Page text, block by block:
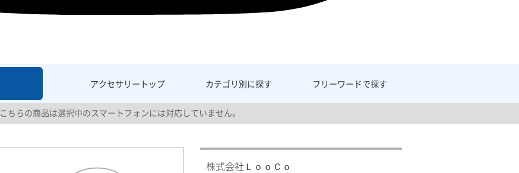
アクセサリー トップ カテゴリ別に探す フリーワードで探す
こちらの商品は選択中のスマートフォンには対応していません。
株式会社ＬｏｏＣｏ